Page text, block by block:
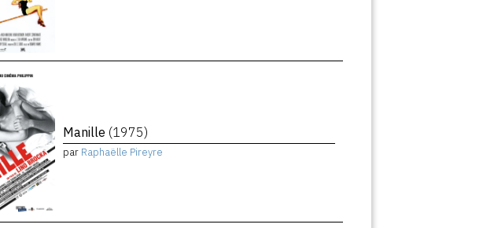
Manille (1975)
par Raphaëlle Pireyre